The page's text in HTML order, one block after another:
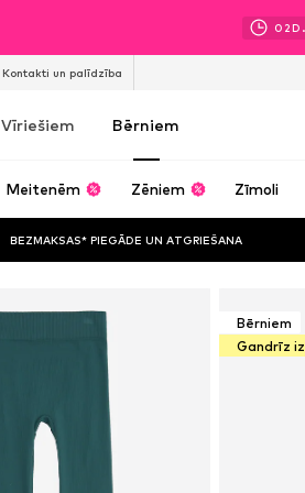
02D.
Kontakti un palīdzība
Vīriešiem Bērniem
Meitenēm Zēniem Zīmoli
BEZMAKSAS* PIEGĀDE UN ATGRIEŠANA
Bērniem
Gandrīz